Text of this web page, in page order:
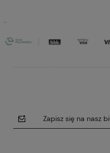
Zapisz się na nasz